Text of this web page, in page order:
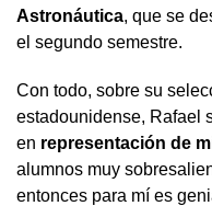
Astronáutica, que se
el segundo semestre.
Con todo, sobre su
estadounidense, Rafael
en representación de
alumnos muy
entonces para mí es